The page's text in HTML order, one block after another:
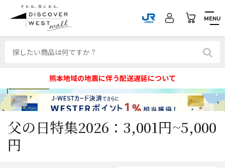
MENU
熊本地域の地震に伴う配送遅延について
父の日特集2026：3,001円~5,000
円